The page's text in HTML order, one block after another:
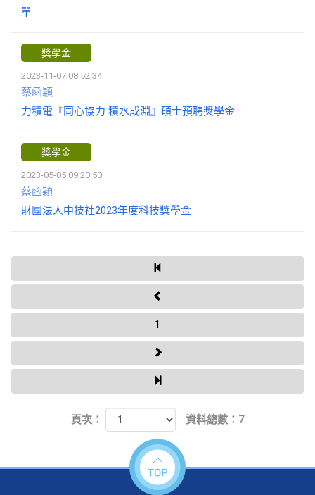
單
獎學金
2023-11-07 08:52:34
蔡函穎
力積電『同心協力 積水成淵』碩士預聘獎學金
獎學金
2023-05-05 09:20:50
蔡函穎
財團法人中技社2023年度科技獎學金
1
頁次： 資料總數：7